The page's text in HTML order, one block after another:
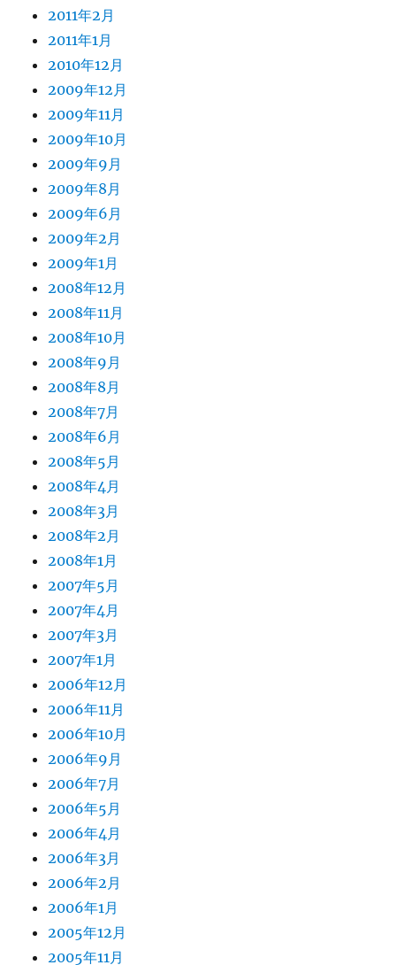
2011年2月
2011年1月
2010年12月
2009年12月
2009年11月
2009年10月
2009年9月
2009年8月
2009年6月
2009年2月
2009年1月
2008年12月
2008年11月
2008年10月
2008年9月
2008年8月
2008年7月
2008年6月
2008年5月
2008年4月
2008年3月
2008年2月
2008年1月
2007年5月
2007年4月
2007年3月
2007年1月
2006年12月
2006年11月
2006年10月
2006年9月
2006年7月
2006年5月
2006年4月
2006年3月
2006年2月
2006年1月
2005年12月
2005年11月